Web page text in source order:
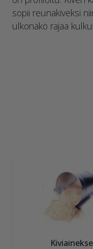
sopii reunakiveksi
ulkonäkö rajaa